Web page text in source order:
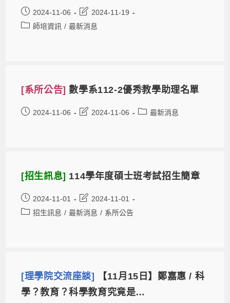
2024-11-06
2024-11-19
師培資訊 / 最新消息
[系所公告]數學系112-2優秀教學助理名單
2024-11-06 2024-11-06 最新消息
[招生訊息] 114學年度碩士班考試招生簡章
2024-11-01
2024-11-01
招生訊息 / 最新消息 / 系所公告
[理學院交流座談]
【11月15日】鄭嘉惠 / 科
學？教育？科學教育究竟是…